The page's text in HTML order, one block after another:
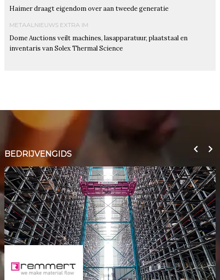
Haimer draagt eigendom over aan tweede generatie
METAALNIEUWS EXTRA IM
Dome Auctions veilt machines, lasapparatuur, plaatstaal en
inventaris van Solex Thermal Science
BEDRIJVENGIDS